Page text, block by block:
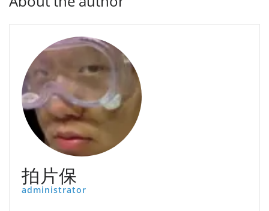
拍片保
administrator